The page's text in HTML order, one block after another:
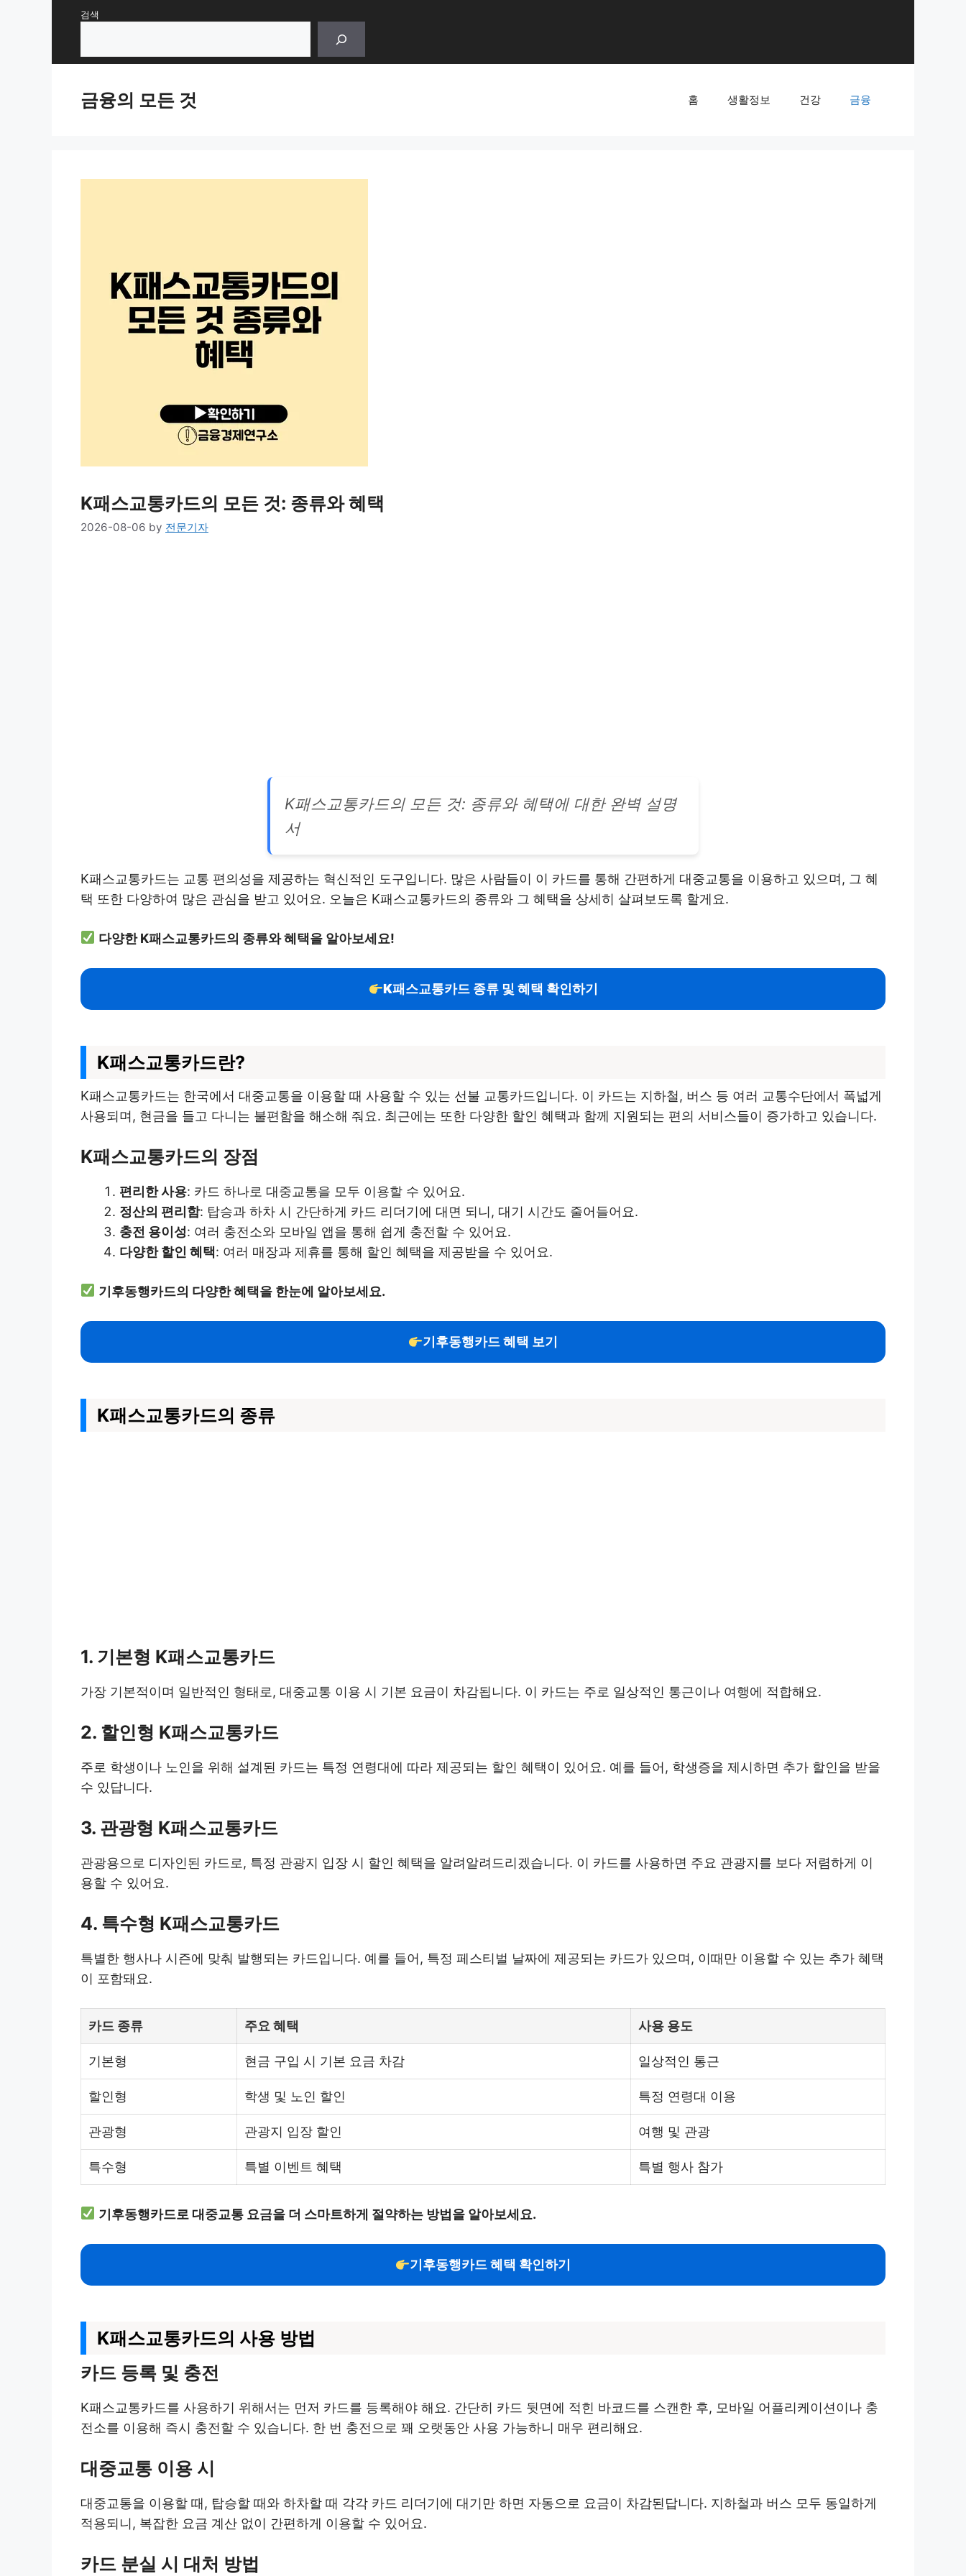
검색
금융의 모든 것 홈 생활정보 건강 금융
K패스교통카드의 모든 것: 종류와 혜택
2026-08-06 by 전문기자
K패스교통카드의 모든 것: 종류와 혜택에 대한 완벽 설명
서
K패스교통카드는 교통 편의성을 제공하는 혁신적인 도구입니다. 많은 사람들이 이 카드를 통해 간편하게 대중교통을 이용하고 있으며, 그 혜
택 또한 다양하여 많은 관심을 받고 있어요. 오늘은 K패스교통카드의 종류와 그 혜택을 상세히 살펴보도록 할게요.
다양한 K패스교통카드의 종류와 혜택을 알아보세요!
K패스교통카드 종류 및 혜택 확인하기
K패스교통카드란?
K패스교통카드는 한국에서 대중교통을 이용할 때 사용할 수 있는 선불 교통카드입니다. 이 카드는 지하철, 버스 등 여러 교통수단에서 폭넓게
사용되며, 현금을 들고 다니는 불편함을 해소해 줘요. 최근에는 또한 다양한 할인 혜택과 함께 지원되는 편의 서비스들이 증가하고 있습니다.
K패스교통카드의 장점
편리한 사용: 카드 하나로 대중교통을 모두 이용할 수 있어요.
정산의 편리함: 탑승과 하차 시 간단하게 카드 리더기에 대면 되니, 대기 시간도 줄어들어요.
충전 용이성: 여러 충전소와 모바일 앱을 통해 쉽게 충전할 수 있어요.
다양한 할인 혜택: 여러 매장과 제휴를 통해 할인 혜택을 제공받을 수 있어요.
기후동행카드의 다양한 혜택을 한눈에 알아보세요.
기후동행카드 혜택 보기
K패스교통카드의 종류
1. 기본형 K패스교통카드
가장 기본적이며 일반적인 형태로, 대중교통 이용 시 기본 요금이 차감됩니다. 이 카드는 주로 일상적인 통근이나 여행에 적합해요.
2. 할인형 K패스교통카드
주로 학생이나 노인을 위해 설계된 카드는 특정 연령대에 따라 제공되는 할인 혜택이 있어요. 예를 들어, 학생증을 제시하면 추가 할인을 받을
수 있답니다.
3. 관광형 K패스교통카드
관광용으로 디자인된 카드로, 특정 관광지 입장 시 할인 혜택을 알려알려드리겠습니다. 이 카드를 사용하면 주요 관광지를 보다 저렴하게 이
용할 수 있어요.
4. 특수형 K패스교통카드
특별한 행사나 시즌에 맞춰 발행되는 카드입니다. 예를 들어, 특정 페스티벌 날짜에 제공되는 카드가 있으며, 이때만 이용할 수 있는 추가 혜택
이 포함돼요.
카드 종류 주요 혜택 사용 용도
기본형 현금 구입 시 기본 요금 차감 일상적인 통근
할인형 학생 및 노인 할인 특정 연령대 이용
관광형 관광지 입장 할인 여행 및 관광
특수형 특별 이벤트 혜택 특별 행사 참가
기후동행카드로 대중교통 요금을 더 스마트하게 절약하는 방법을 알아보세요.
기후동행카드 혜택 확인하기
K패스교통카드의 사용 방법
카드 등록 및 충전
K패스교통카드를 사용하기 위해서는 먼저 카드를 등록해야 해요. 간단히 카드 뒷면에 적힌 바코드를 스캔한 후, 모바일 어플리케이션이나 충
전소를 이용해 즉시 충전할 수 있습니다. 한 번 충전으로 꽤 오랫동안 사용 가능하니 매우 편리해요.
대중교통 이용 시
대중교통을 이용할 때, 탑승할 때와 하차할 때 각각 카드 리더기에 대기만 하면 자동으로 요금이 차감된답니다. 지하철과 버스 모두 동일하게
적용되니, 복잡한 요금 계산 없이 간편하게 이용할 수 있어요.
카드 분실 시 대처 방법